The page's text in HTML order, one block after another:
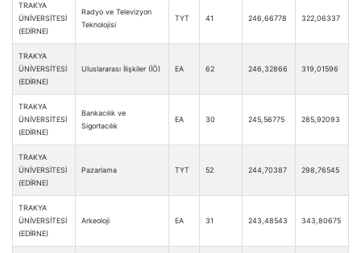
TRAKYA
ÜNİVERSİTESİ
(EDİRNE)
Radyo ve Televizyon
Teknolojisi
TYT 41 246,66778 322,06337
TRAKYA
ÜNİVERSİTESİ
(EDİRNE)
Uluslararası İlişkiler (İÖ) EA 62 246,32866 319,01596
TRAKYA
ÜNİVERSİTESİ
(EDİRNE)
Bankacılık ve
Sigortacılık
EA 30 245,56775 285,92093
TRAKYA
ÜNİVERSİTESİ
(EDİRNE)
Pazarlama TYT 52 244,70387 298,76545
TRAKYA
ÜNİVERSİTESİ
(EDİRNE)
Arkeoloji EA 31 243,48543 343,80675